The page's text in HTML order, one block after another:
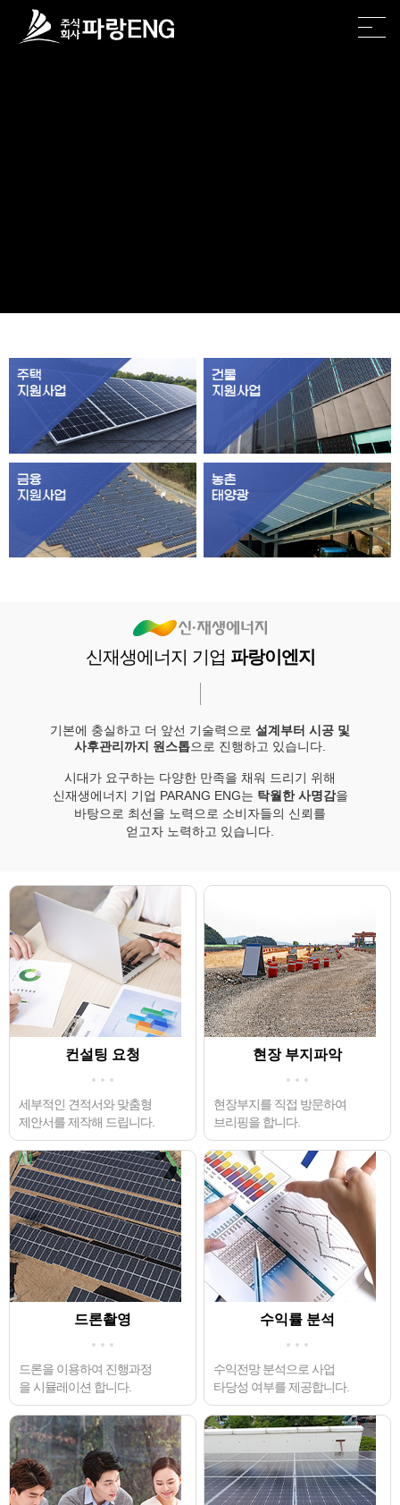
신재생에너지 기업 파랑이엔지
기본에 충실하고 더 앞선 기술력으로 설계부터 시공 및
사후관리까지 원스톱으로 진행하고 있습니다.
시대가 요구하는 다양한 만족을 채워 드리기 위해
신재생에너지 기업 PARANG ENG는 탁월한 사명감을
바탕으로 최선을 노력으로 소비자들의 신뢰를
얻고자 노력하고 있습니다.
컨설팅 요청
세부적인 견적서와 맞춤형
제안서를 제작해 드립니다.
현장 부지파악
현장부지를 직접 방문하여
브리핑을 합니다.
드론촬영
드론을 이용하여 진행과정
을 시뮬레이션 합니다.
수익률 분석
수익전망 분석으로 사업
타당성 여부를 제공합니다.